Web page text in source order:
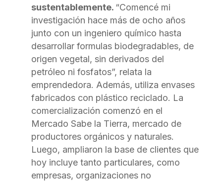
sustentablemente. “Comencé mi
investigación hace más de ocho años
junto con un ingeniero químico hasta
desarrollar formulas biodegradables, de
origen vegetal, sin derivados del
petróleo ni fosfatos”, relata la
emprendedora. Además, utiliza envases
fabricados con plástico reciclado. La
comercialización comenzó en el
Mercado Sabe la Tierra, mercado de
productores orgánicos y naturales.
Luego, ampliaron la base de clientes que
hoy incluye tanto particulares, como
empresas, organizaciones no